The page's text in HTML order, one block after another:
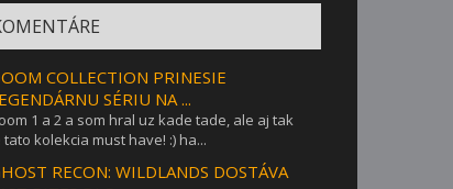
COLLECTION PRINESIE
SÉRIU NA ...
1 a 2 a som hral uz kade tade, ale aj tak
tato kolekcia must have! :) ha...
RECON: WILDLANDS DOSTÁVA